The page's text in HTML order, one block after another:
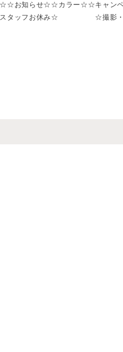
☆☆お知らせ☆☆カラー☆☆キャン
タッフお休み☆ ☆撮影